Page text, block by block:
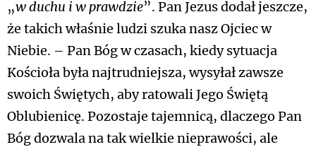
„w duchu i w prawdzie”. Pan Jezus dodał jeszcze,
że takich właśnie ludzi szuka nasz Ojciec w
Niebie. – Pan Bóg w czasach, kiedy sytuacja
Kościoła była najtrudniejsza, wysyłał zawsze
swoich Świętych, aby ratowali Jego Świętą
Oblubienicę. Pozostaje tajemnicą, dlaczego Pan
Bóg dozwala na tak wielkie nieprawości, ale